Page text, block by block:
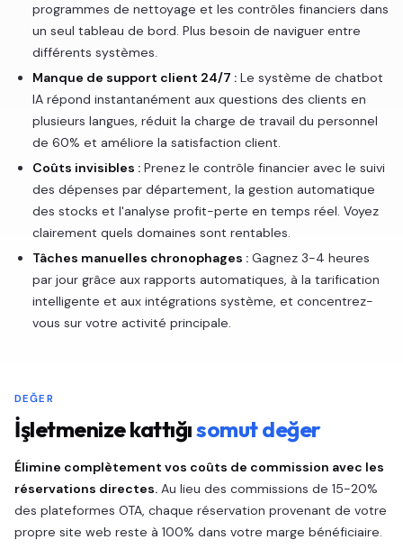
programmes de nettoyage et les contrôles financiers dans
un seul tableau de bord. Plus besoin de naviguer entre
différents systèmes.
Manque de support client 24/7 : Le système de chatbot
IA répond instantanément aux questions des clients en
plusieurs langues, réduit la charge de travail du personnel
de 60% et améliore la satisfaction client.
Coûts invisibles : Prenez le contrôle financier avec le suivi
des dépenses par département, la gestion automatique
des stocks et l'analyse profit-perte en temps réel. Voyez
clairement quels domaines sont rentables.
Tâches manuelles chronophages : Gagnez 3-4 heures
par jour grâce aux rapports automatiques, à la tarification
intelligente et aux intégrations système, et concentrez-
vous sur votre activité principale.
DEĞER
İşletmenize kattığısomut değer
Élimine complètement vos coûts de commission avec les
réservations directes. Au lieu des commissions de 15-20%
des plateformes OTA, chaque réservation provenant de votre
propre site web reste à 100% dans votre marge bénéficiaire.